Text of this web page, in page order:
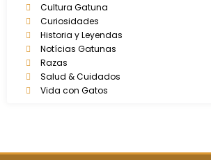
Cultura Gatuna
Curiosidades
Historia y Leyendas
Notícias Gatunas
Razas
Salud & Cuidados
Vida con Gatos